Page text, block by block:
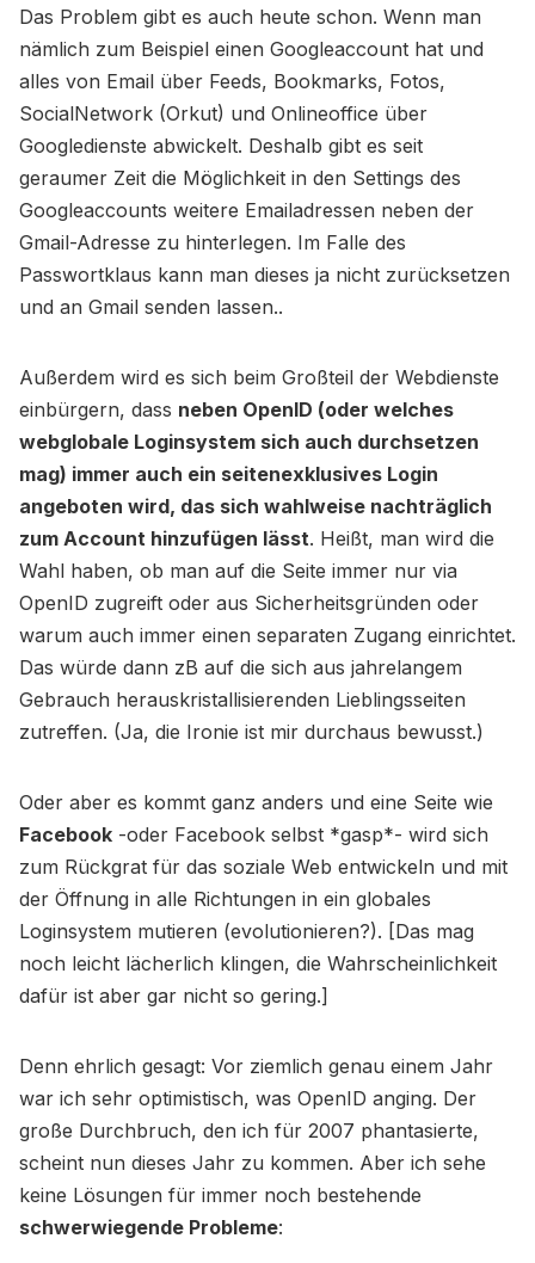
Das Problem gibt es auch heute schon. Wenn man
nämlich zum Beispiel einen Googleaccount hat und
alles von Email über Feeds, Bookmarks, Fotos,
SocialNetwork (Orkut) und Onlineoffice über
Googledienste abwickelt. Deshalb gibt es seit
geraumer Zeit die Möglichkeit in den Settings des
Googleaccounts weitere Emailadressen neben der
Gmail-Adresse zu hinterlegen. Im Falle des
Passwortklaus kann man dieses ja nicht zurücksetzen
und an Gmail senden lassen..
Außerdem wird es sich beim Großteil der Webdienste
einbürgern, dass neben OpenID (oder welches
webglobale Loginsystem sich auch durchsetzen
mag) immer auch ein seitenexklusives Login
angeboten wird, das sich wahlweise nachträglich
zum Account hinzufügen lässt. Heißt, man wird die
Wahl haben, ob man auf die Seite immer nur via
OpenID zugreift oder aus Sicherheitsgründen oder
warum auch immer einen separaten Zugang einrichtet.
Das würde dann zB auf die sich aus jahrelangem
Gebrauch herauskristallisierenden Lieblingsseiten
zutreffen. (Ja, die Ironie ist mir durchaus bewusst.)
Oder aber es kommt ganz anders und eine Seite wie
Facebook -oder Facebook selbst *gasp*- wird sich
zum Rückgrat für das soziale Web entwickeln und mit
der Öffnung in alle Richtungen in ein globales
Loginsystem mutieren (evolutionieren?). [Das mag
noch leicht lächerlich klingen, die Wahrscheinlichkeit
dafür ist aber gar nicht so gering.]
Denn ehrlich gesagt: Vor ziemlich genau einem Jahr
war ich sehr optimistisch, was OpenID anging. Der
große Durchbruch, den ich für 2007 phantasierte,
scheint nun dieses Jahr zu kommen. Aber ich sehe
keine Lösungen für immer noch bestehende
schwerwiegende Probleme: